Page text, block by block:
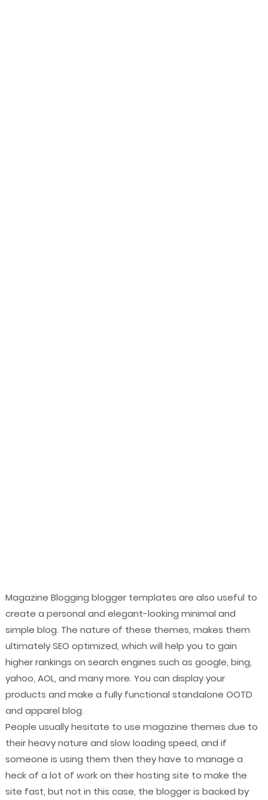
Magazine Blogging blogger templates are also useful to
create a personal and elegant-looking minimal and
simple blog. The nature of these themes, makes them
ultimately SEO optimized, which will help you to gain
higher rankings on search engines such as google, bing,
yahoo, AOL, and many more. You can display your
products and make a fully functional standalone OOTD
and apparel blog.
People usually hesitate to use magazine themes due to
their heavy nature and slow loading speed, and if
someone is using them then they have to manage a
heck of a lot of work on their hosting site to make the
site fast, but not in this case, the blogger is backed by